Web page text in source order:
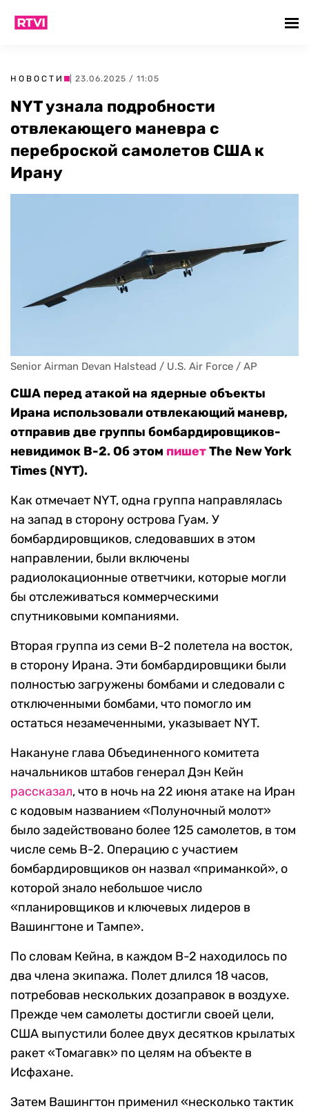
НОВОСТИ | 23.06.2025 / 11:05
NYT узнала подробности
отвлекающего маневра с
переброской самолетов США к
Ирану
Senior Airman Devan Halstead / U.S. Air Force / AP
США перед атакой на ядерные объекты
Ирана использовали отвлекающий маневр,
отправив две группы бомбардировщиков-
невидимок B-2. Об этом пишетThe New York
Times (NYT).
Как отмечает NYT, одна группа направлялась
на запад в сторону острова Гуам. У
бомбардировщиков, следовавших в этом
направлении, были включены
радиолокационные ответчики, которые могли
бы отслеживаться коммерческими
спутниковыми компаниями.
Вторая группа из семи B-2 полетела на восток,
в сторону Ирана. Эти бомбардировщики были
полностью загружены бомбами и следовали с
отключенными бомбами, что помогло им
остаться незамеченными, указывает NYT.
Накануне глава Объединенного комитета
начальников штабов генерал Дэн Кейн
рассказал, что в ночь на 22 июня атаке на Иран
с кодовым названием «Полуночный молот»
было задействовано более 125 самолетов, в том
числе семь B-2. Операцию с участием
бомбардировщиков он назвал «приманкой», о
которой знало небольшое число
«планировщиков и ключевых лидеров в
Вашингтоне и Тампе».
По словам Кейна, в каждом B-2 находилось по
два члена экипажа. Полет длился 18 часов,
потребовав нескольких дозаправок в воздухе.
Прежде чем самолеты достигли своей цели,
США выпустили более двух десятков крылатых
ракет «Томагавк» по целям на объекте в
Исфахане.
Затем Вашингтон применил «несколько тактик